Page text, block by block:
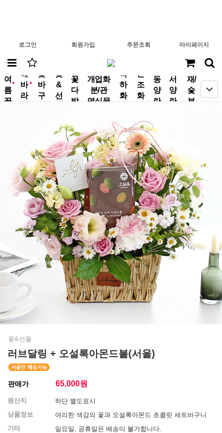
로그인 회원가입 주문조회 마이페이지
new
여
름
꽃
new
해
바
라
꽃
바
구
꽃
&
선
꽃
다
발
개업화
분/관
엽식물
축
하
화
근
조
화
동
양
란
서
양
란
분
재/
숯
부
꽃&선물
러브달링 + 오설록아몬드볼(서울)
판매가 65,000원
원산지
하단 별도표시
상품정보
여리한 색감의 꽃과 오설록아몬드 초콜릿 세트바구니
기타
일요일, 공휴일은 배송이 불가합니다.